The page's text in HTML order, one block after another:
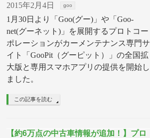
2015年2月4日 goo
1月30日より「Goo(グー)」や「Goo-
net(グーネット)」を展開するプロトコー
ポレーションがカーメンテナンス専門サ
イト「GooPit（グーピット）」の全国拡
大版と専用スマホアプリの提供を開始し
ました。
この記事を読む
【約6万点の中古車情報が追加！】プロ